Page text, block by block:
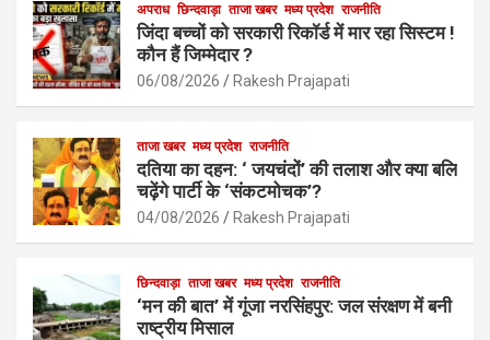
b
o
o
k
s
A
p
p
e
अपराध छिन्दवाड़ा ताजा खबर मध्य प्रदेश राजनीति
जिंदा बच्चों को सरकारी रिकॉर्ड में मार रहा सिस्टम !
कौन हैं जिम्मेदार ?
06/08/2026 Rakesh Prajapati
ताजा खबर मध्य प्रदेश राजनीति
दतिया का दहन: ‘ जयचंदों’ की तलाश और क्या बलि
चढ़ेंगे पार्टी के ‘संकटमोचक’?
04/08/2026 Rakesh Prajapati
छिन्दवाड़ा ताजा खबर मध्य प्रदेश राजनीति
‘मन की बात’ में गूंजा नरसिंहपुर: जल संरक्षण में बनी
राष्ट्रीय मिसाल